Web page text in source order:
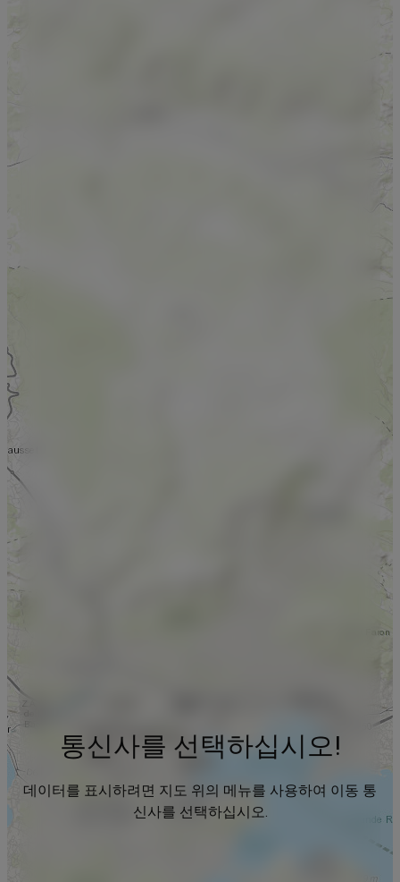
통신사를 선택하십시오!
데이터를 표시하려면 지도 위의 메뉴를 사용하여 이동 통
신사를 선택하십시오.